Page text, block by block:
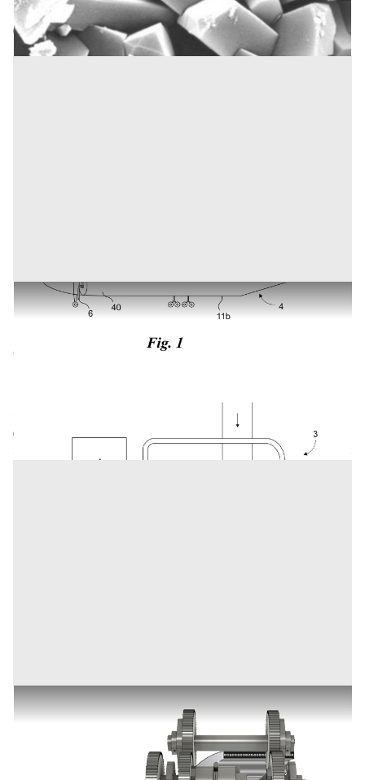
Annuncio scaduto
Codice annuncio:2090182081
VENDO PROCEDIMENTO STOCCAGGIO DI ACQUA
ATMOSFERA
Annuncio scaduto
600.000 €
TRASMISSIONE MECCANICA per veicoli a SEQUENZA